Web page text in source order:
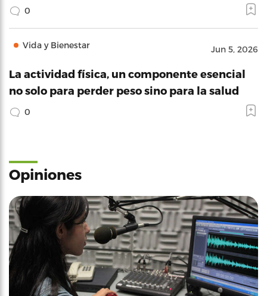
0
Vida y Bienestar Jun 5, 2026
La actividad física, un componente esencial
no solo para perder peso sino para la salud
0
Opiniones